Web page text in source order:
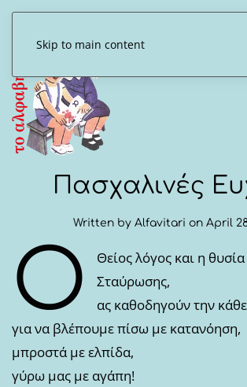
Skip to main content
Πασχαλινές
Written by Alfavitari on April
Ο
Θείος λόγος και η
Σταύρωσης,
ας καθοδηγούν την
για να βλέπουμε πίσω με κατανόηση,
μπροστά με ελπίδα,
γύρω μας με αγάπη!